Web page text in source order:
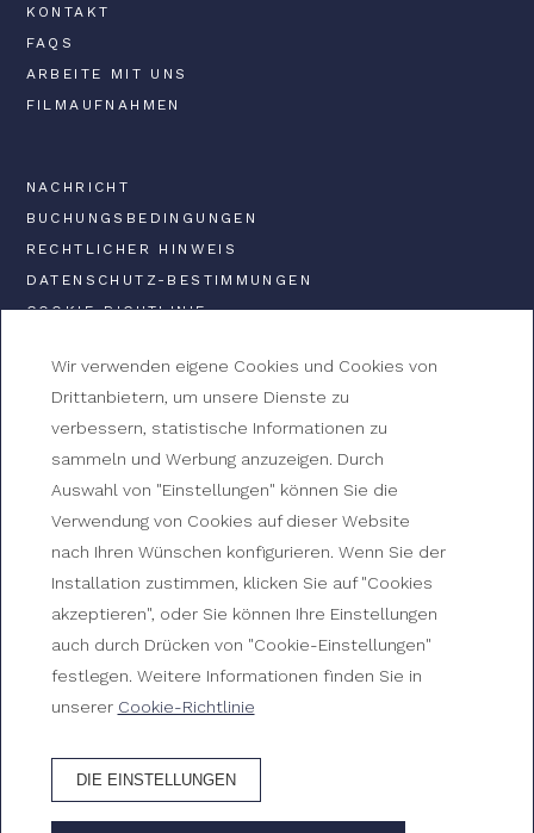
KONTAKT
FAQS
ARBEITE MIT UNS
FILMAUFNAHMEN
NACHRICHT
BUCHUNGSBEDINGUNGEN
RECHTLICHER HINWEIS
DATENSCHUTZ-BESTIMMUNGEN
COOKIE-RICHTLINIE
GRAN HOTEL
REYMAR
Av. Mar Menuda, s/n, 17320 Tossa de Mar, Girona
+34 972 340 312
reserves@ghreymar.com
HG-000174
© 2026 Gran Hotel Reymar
Wir verwenden eigene Cookies und Cookies von
Drittanbietern, um unsere Dienste zu
verbessern, statistische Informationen zu
sammeln und Werbung anzuzeigen. Durch
Auswahl von "Einstellungen" können Sie die
Verwendung von Cookies auf dieser Website
nach Ihren Wünschen konfigurieren. Wenn Sie der
Installation zustimmen, klicken Sie auf "Cookies
akzeptieren", oder Sie können Ihre Einstellungen
auch durch Drücken von "Cookie-Einstellungen"
festlegen. Weitere Informationen finden Sie in
unserer Cookie-Richtlinie
DIE EINSTELLUNGEN